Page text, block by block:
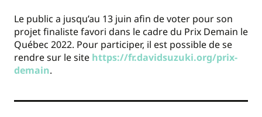
Le public a jusqu’au 13 juin afin de voter pour son
projet finaliste favori dans le cadre du Prix Demain le
Québec 2022. Pour participer, il est possible de se
rendre sur le site https://fr.davidsuzuki.org/prix-
demain.